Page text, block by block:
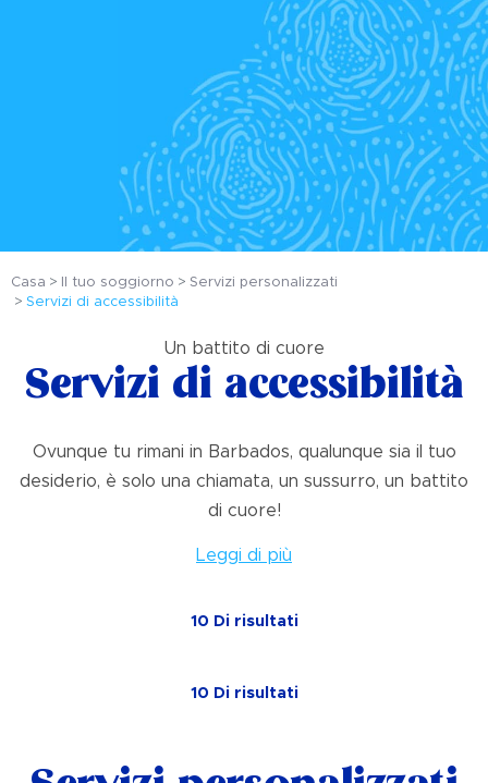
Casa Il tuo soggiorno
Servizi personalizzati
Servizi di accessibilità
Un battito di cuore
Servizi di accessibilità
Ovunque tu rimani in Barbados, qualunque sia il tuo
desiderio, è solo una chiamata, un sussurro, un battito
di cuore!
Leggi di più
10 Di risultati
10 Di risultati